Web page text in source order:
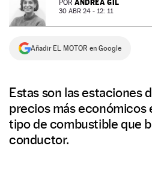
NEWSLETTER
SÍGUENOS
POR ANDREA GIL
30 ABR 24 - 12: 11
Añadir EL MOTOR en Google
Estas son las estaciones
precios más económicos
tipo de combustible que
conductor.